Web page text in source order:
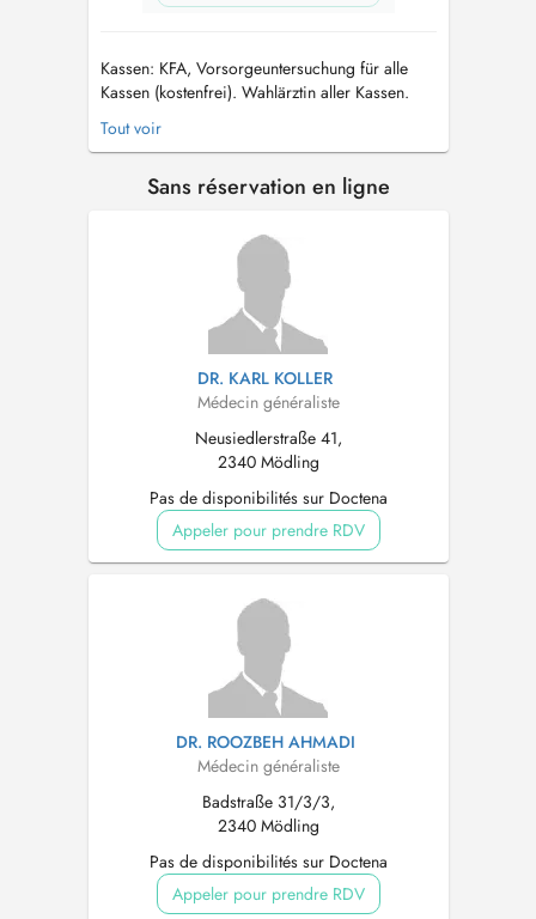
Kassen: KFA, Vorsorgeuntersuchung für alle
Kassen (kostenfrei). Wahlärztin aller Kassen.
Über mich: Ich wurde 1981 in Wien geboren
und verbrachte meine gesamte Kindheit und
absolvierte ich an der MedUniWien ...
Tout voir
Sans réservation en ligne
DR. KARL KOLLER
Médecin généraliste
Neusiedlerstraße 41,
2340 Mödling
Pas de disponibilités sur Doctena
Appeler pour prendre RDV
DR. ROOZBEH AHMADI
Médecin généraliste
Badstraße 31/3/3,
2340 Mödling
Pas de disponibilités sur Doctena
Appeler pour prendre RDV